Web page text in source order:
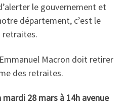
le gouvernement et
département, c’est le
retraites.
Macron doit retirer
des retraites.
28 mars à 14h avenue